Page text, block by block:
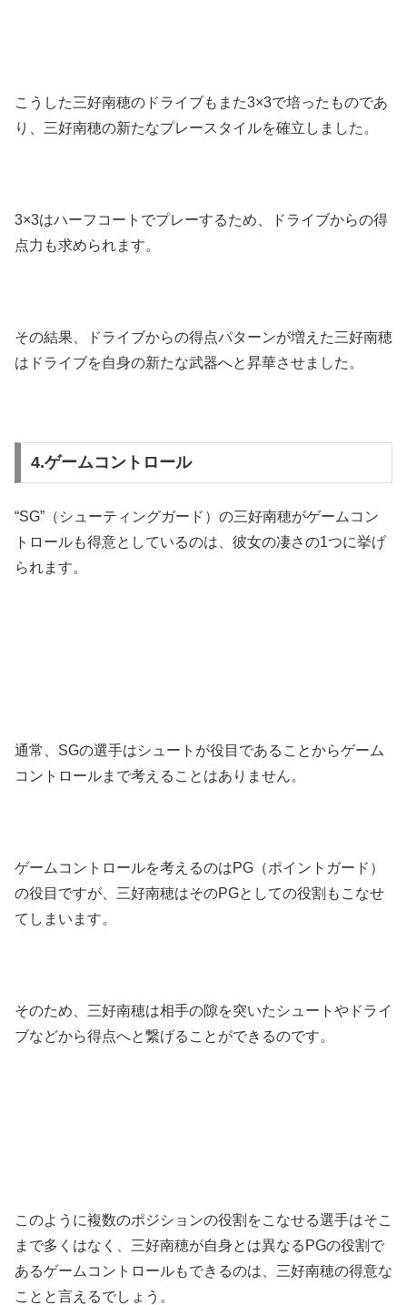
こうした三好南穂のドライブもまた3×3で培ったものであ
り、三好南穂の新たなプレースタイルを確立しました。
3×3はハーフコートでプレーするため、ドライブからの得
点力も求められます。
その結果、ドライブからの得点パターンが増えた三好南穂
はドライブを自身の新たな武器へと昇華させました。
4.ゲームコントロール
“SG”（シューティングガード）の三好南穂がゲームコン
トロールも得意としているのは、彼女の凄さの1つに挙げ
られます。
通常、SGの選手はシュートが役目であることからゲーム
コントロールまで考えることはありません。
ゲームコントロールを考えるのはPG（ポイントガード）
の役目ですが、三好南穂はそのPGとしての役割もこなせ
てしまいます。
そのため、三好南穂は相手の隙を突いたシュートやドライ
ブなどから得点へと繋げることができるのです。
このように複数のポジションの役割をこなせる選手はそこ
まで多くはなく、三好南穂が自身とは異なるPGの役割で
あるゲームコントロールもできるのは、三好南穂の得意な
ことと言えるでしょう。